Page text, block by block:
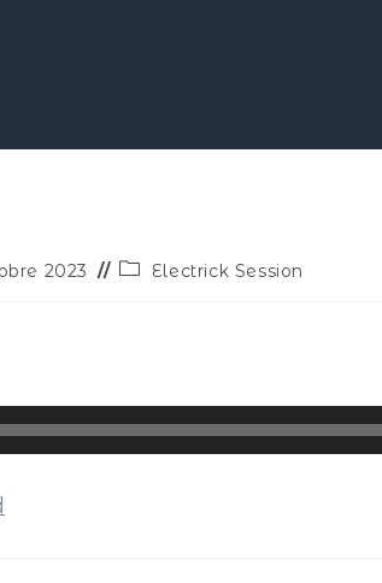
2023 Electrick Session